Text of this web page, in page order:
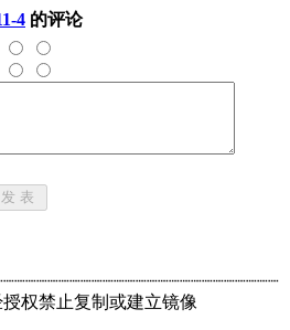
4 的评论
权禁止复制或建立镜像